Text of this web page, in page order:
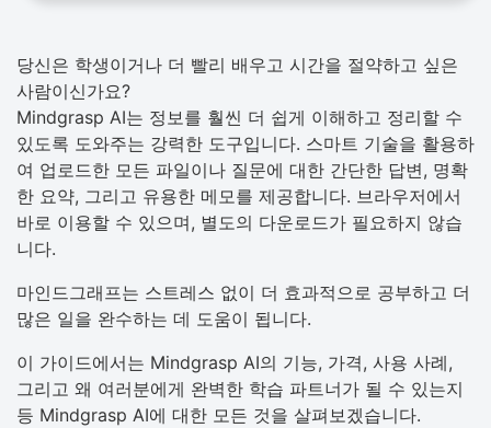
당신은 학생이거나 더 빨리 배우고 시간을 절약하고 싶은
사람이신가요?
Mindgrasp AI는 정보를 훨씬 더 쉽게 이해하고 정리할 수
있도록 도와주는 강력한 도구입니다. 스마트 기술을 활용하
여 업로드한 모든 파일이나 질문에 대한 간단한 답변, 명확
한 요약, 그리고 유용한 메모를 제공합니다. 브라우저에서
바로 이용할 수 있으며, 별도의 다운로드가 필요하지 않습
니다.
마인드그래프는 스트레스 없이 더 효과적으로 공부하고 더
많은 일을 완수하는 데 도움이 됩니다.
이 가이드에서는 Mindgrasp AI의 기능, 가격, 사용 사례,
그리고 왜 여러분에게 완벽한 학습 파트너가 될 수 있는지
등 Mindgrasp AI에 대한 모든 것을 살펴보겠습니다.